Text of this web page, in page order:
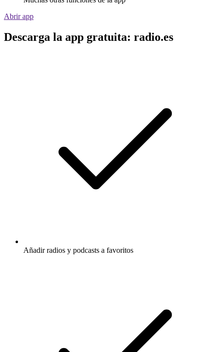
Abrir app
Descarga la app gratuita: radio.es
Añadir radios y podcasts a favoritos